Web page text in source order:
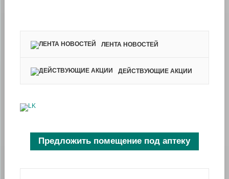
ЛЕНТА НОВОСТЕЙ
ДЕЙСТВУЮЩИЕ АКЦИИ
Предложить помещение под аптеку